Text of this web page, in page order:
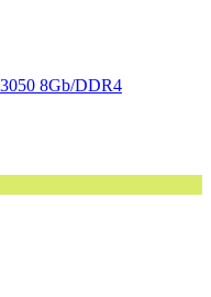
8Gb/DDR4